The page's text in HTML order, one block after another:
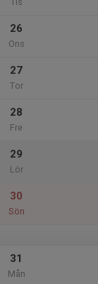
26
Ons
27
Tor
28
Fre
29
Lör
30
Sön
31
Mån